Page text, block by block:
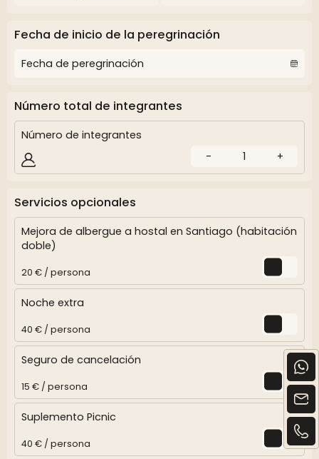
Fecha de inicio de la peregrinación
Número total de integrantes
Número de integrantes
-
1 +
Servicios opcionales
Mejora de albergue a hostal en Santiago (habitación
doble)
20 € / persona
Noche extra
40 € / persona
Seguro de cancelación
15 € / persona
Suplemento Picnic
40 € / persona